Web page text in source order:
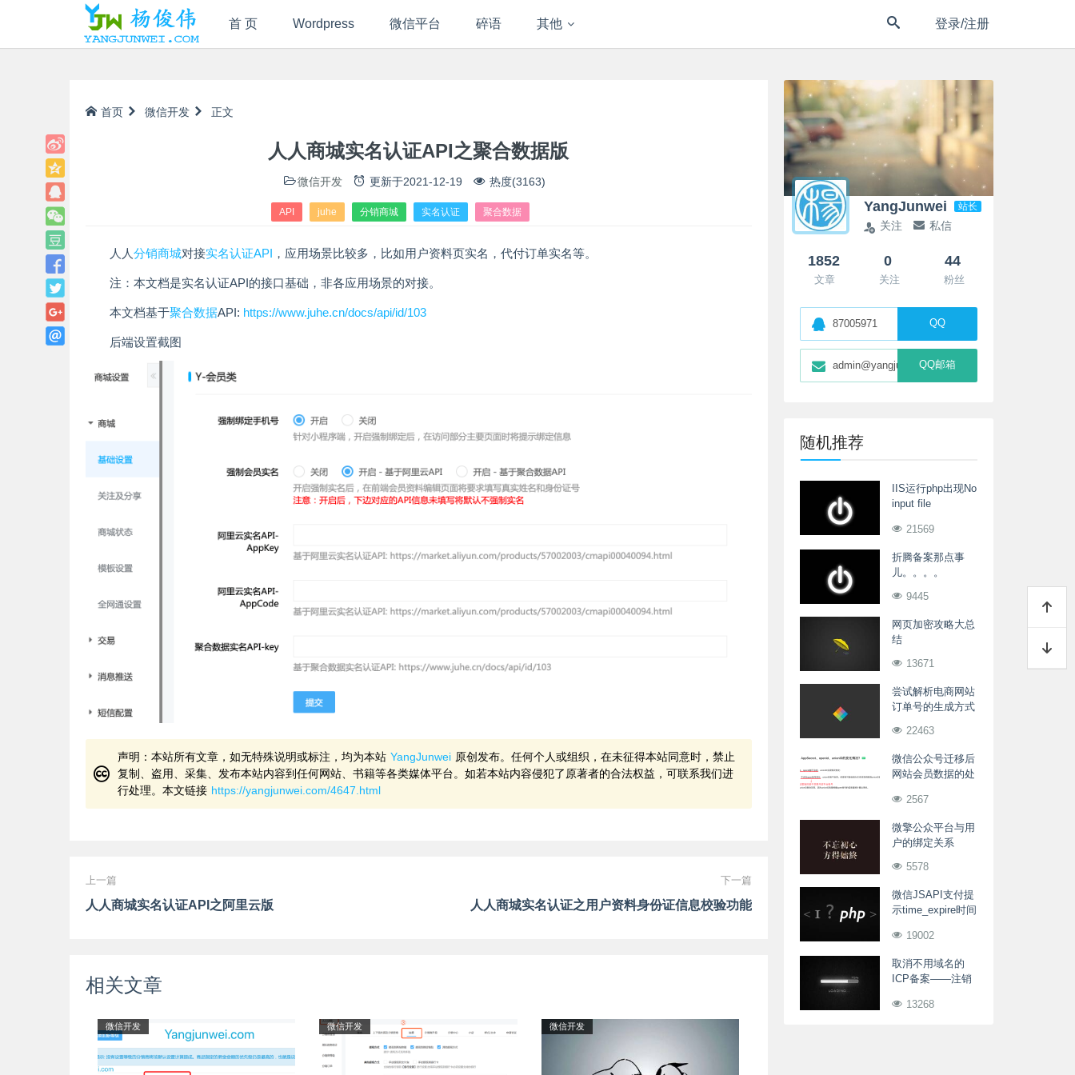
首 页 Wordpress 微信平台 碎语 其他 登录/注册
首页 微信开发 正文
人人商城实名认证API之聚合数据版
微信开发 更新于2021-12-19 热度(3163)
API juhe 分销商城 实名认证 聚合数据
人人分销商城对接实名认证API ，应用场景比较多，比如用户资料页实名，代付订单实名等。
注：本文档是实名认证API的接口基础，非各应用场景的对接。
本文档基于聚合数据API: https://www.juhe.cn/docs/api/id/103
后端设置截图
声明：本站所有文章，如无特殊说明或标注，均为本站 YangJunwei 原创发布。任何个人或组织，在未征得本站同意时，禁止
复制、盗用、采集、发布本站内容到任何网站、书籍等各类媒体平台。如若本站内容侵犯了原著者的合法权益，可联系我们进
行处理。本文链接 https://yangjunwei.com/4647.html
上一篇
人人商城实名认证API之阿里云版
下一篇
人人商城实名认证之用户资料身份证信息校验功能
相关文章
微信开发 微信开发 微信开发
YangJunwei 站长
关注 私信
1852
文章
0
关注
44
粉丝
87005971 QQ
admin@yangjunwei.com
QQ邮箱
随机推荐
IIS运行php出现No
input file
方案21569
折腾备案那点事
儿。。。。
9445
网页加密攻略大总
结
13671
尝试解析电商网站
订单号的生成方式
22463
微信公众号迁移后
网站会员数据的处
2567
微擎公众平台与用
户的绑定关系
5578
微信JSAPI支付提
示time_expire时间
钟其他5分钟
19002
取消不用域名的
ICP备案——注销
13268